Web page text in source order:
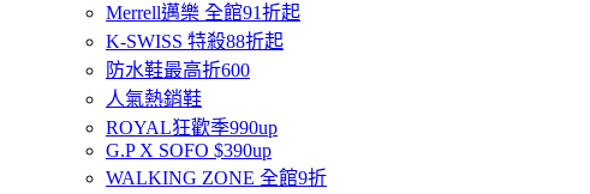
Merrell邁樂 全館91折起
K-SWISS 特殺88折起
防水鞋最高折600
人氣熱銷鞋
ROYAL狂歡季990up
G.P X SOFO $390up
WALKING ZONE 全館9折